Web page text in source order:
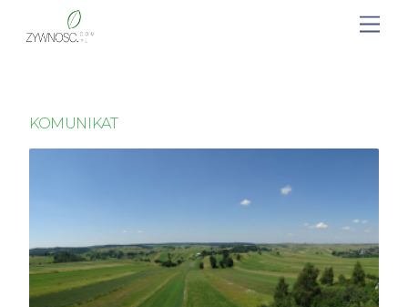
KOMUNIKAT